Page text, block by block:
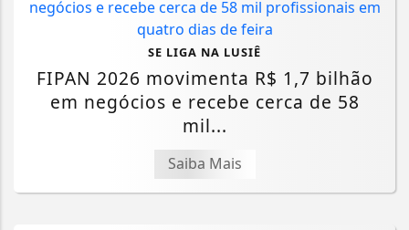
SE LIGA NA LUSIÊ
FIPAN 2026 movimenta R$ 1,7 bilhão
em negócios e recebe cerca de 58
mil...
Saiba Mais